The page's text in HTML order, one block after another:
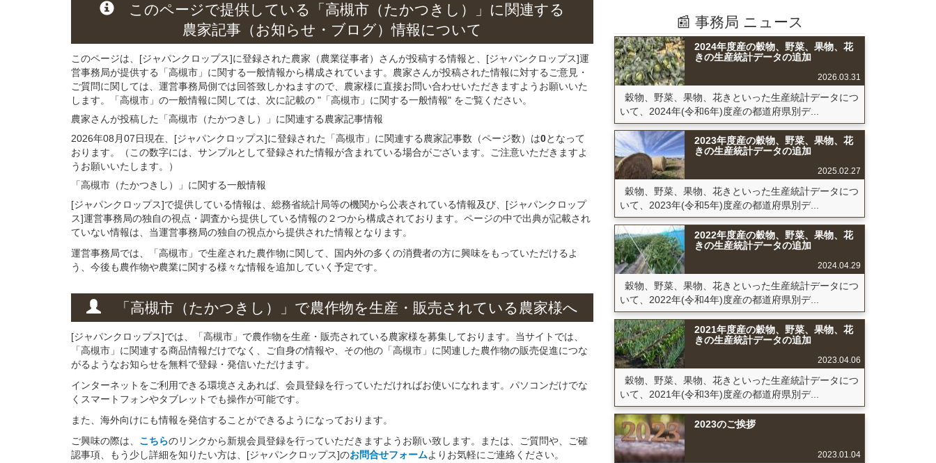
このページで提供している 「高槻市（たかつきし）」 に関連する
農家記事（お知らせ・ブログ）情報について
このページは、[ジャパンクロップス]に登録された農家（農業従事者）さんが投稿する情報と、[ジャパンクロップス]運
営事務局が提供する「高槻市」に関する一般情報から構成されています。農家さんが投稿された情報に対するご意見・
ご質問に関しては、運営事務局側では回答致しかねますので、農家様に直接お問い合わせいただきますようお願いいた
します。「高槻市」の一般情報に関しては、次に記載の "「高槻市」に関する一般情報" をご覧ください。
農家さんが投稿した「高槻市（たかつきし）」 に関連する農家記事情報
2026年08月07日現在、[ジャパンクロップス]に登録された「高槻市」に関連する農家記事数（ページ数）は0となって
おります。（この数字には、サンプルとして登録された情報が含まれている場合がございます。ご注意いただきますよ
うお願いいたします。）
「高槻市（たかつきし）」 に関する一般情報
[ジャパンクロップス]で提供している情報は、総務省統計局等の機関から公表されている情報及び、[ジャパンクロップ
ス]運営事務局の独自の視点・調査から提供している情報の２つから構成されております。ページの中で出典が記載され
ていない情報は、当運営事務局の独自の視点から提供された情報となります。
運営事務局では、「高槻市」で生産された農作物に関して、国内外の多くの消費者の方に興味をもっていただけるよ
う、今後も農作物や農業に関する様々な情報を追加していく予定です。
「高槻市（たかつきし）」 で農作物を生産・販売されている 農家様へ
[ジャパンクロップス]では、「高槻市」で農作物を生産・販売されている農家様を募集しております。当サイトでは、
「高槻市」に関連する商品情報だけでなく、ご自身の情報や、その他の「高槻市」に関連した農作物の販売促進につな
がるようなお知らせを無料で登録・発信いただけます。
インターネットをご利用できる環境さえあれば、会員登録を行っていただければお使いになれます。パソコンだけでな
くスマートフォンやタブレットでも操作が可能です。
また、海外向けにも情報を発信することができるようになっております。
ご興味の際は、 こちらのリンクから新規会員登録を行っていただきますようお願い致します。または、ご質問や、ご確
認事項、もう少し詳細を知りたい方は、[ジャパンクロップス]のお問合せフォームよりお気軽にご連絡ください。
📰 事務局 ニュース
2024年度産の穀物、野菜、果物、花
きの生産統計データの追加
2026.03.31
穀物、野菜、果物、花きといった生産統計データにつ
いて、2024年(令和6年)度産の都道府県別デ...
2023年度産の穀物、野菜、果物、花
きの生産統計データの追加
2025.02.27
穀物、野菜、果物、花きといった生産統計データにつ
いて、2023年(令和5年)度産の都道府県別デ...
2022年度産の穀物、野菜、果物、花
きの生産統計データの追加
2024.04.29
穀物、野菜、果物、花きといった生産統計データにつ
いて、2022年(令和4年)度産の都道府県別デ...
2021年度産の穀物、野菜、果物、花
きの生産統計データの追加
2023.04.06
穀物、野菜、果物、花きといった生産統計データにつ
いて、2021年(令和3年)度産の都道府県別デ...
2023のご挨拶
2023.01.04